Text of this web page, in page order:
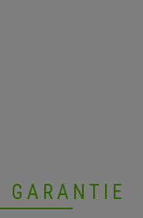
GARANTIE